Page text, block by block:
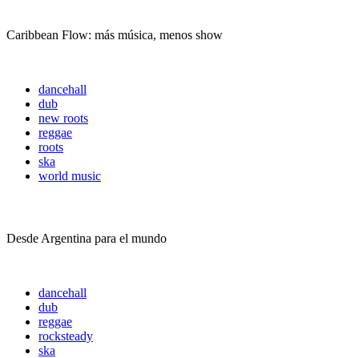
Caribbean Flow: más música, menos show
dancehall
dub
new roots
reggae
roots
ska
world music
Desde Argentina para el mundo
dancehall
dub
reggae
rocksteady
ska